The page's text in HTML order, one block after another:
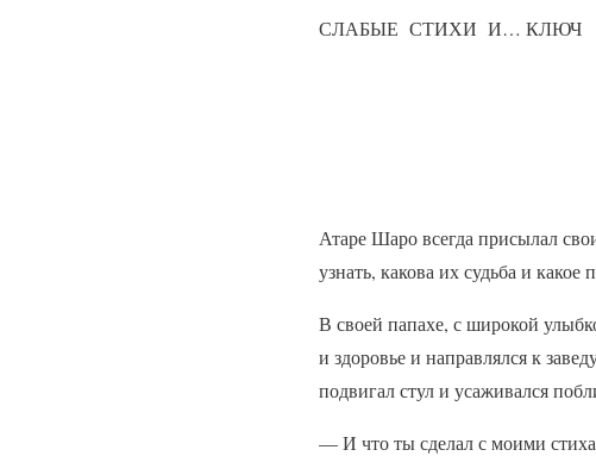
СЛАБЫЕ СТИХИ И… КЛЮЧ
Атаре Шаро всегда присылал
узнать, какова их судьба и какое
В своей папахе, с широкой
и здоровье и направлялся к
подвигал стул и усаживался
— И что ты сделал с моими